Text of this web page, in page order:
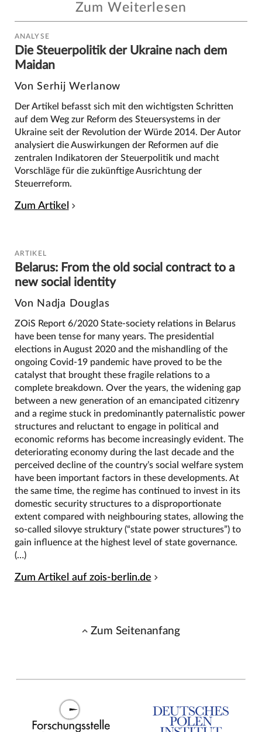
Zum Weiterlesen
ANALYSE
Die Steuerpolitik der Ukraine nach dem
Maidan
Von Serhij Werlanow
Der Artikel befasst sich mit den wichtigsten Schritten
auf dem Weg zur Reform des Steuersystems in der
Ukraine seit der Revolution der Würde 2014. Der Autor
analysiert die Auswirkungen der Reformen auf die
zentralen Indikatoren der Steuerpolitik und macht
Vorschläge für die zukünftige Ausrichtung der
Steuerreform.
Zum Artikel
ARTIKEL
Belarus: From the old social contract to a
new social identity
Von Nadja Douglas
ZOiS Report 6/2020 State-society relations in Belarus
have been tense for many years. The presidential
elections in August 2020 and the mishandling of the
ongoing Covid-19 pandemic have proved to be the
catalyst that brought these fragile relations to a
complete breakdown. Over the years, the widening gap
between a new generation of an emancipated citizenry
and a regime stuck in predominantly paternalistic power
structures and reluctant to engage in political and
economic reforms has become increasingly evident. The
deteriorating economy during the last decade and the
perceived decline of the country’s social welfare system
have been important factors in these developments. At
the same time, the regime has continued to invest in its
domestic security structures to a disproportionate
extent compared with neighbouring states, allowing the
so-called silovye struktury (“state power structures”) to
gain influence at the highest level of state governance.
(…)
Zum Artikel auf zois-berlin.de
Zum Seitenanfang